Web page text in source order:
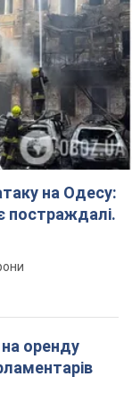
на Одесу:
постраждалі.
оренду